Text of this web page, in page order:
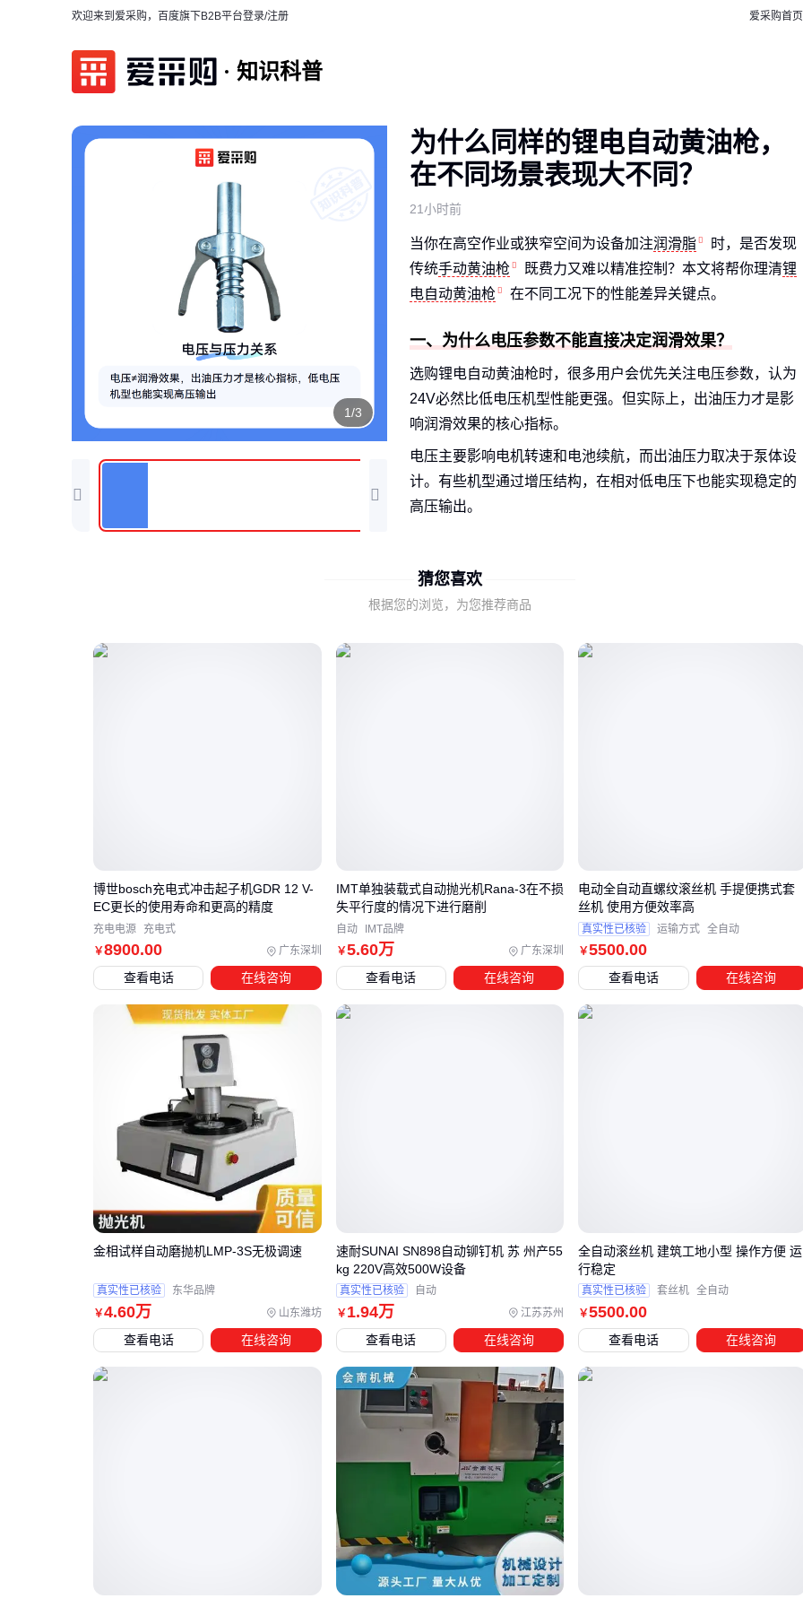
欢迎来到爱采购，百度旗下B2B平台登录/注册 爱采购首页
知识科普
1/3
为什么同样的锂电自动黄油枪，
在不同场景表现大不同？
21小时前
当你在高空作业或狭窄空间为设备加注润滑脂
时，是否发现
传统手动黄油枪 既费力又难以精准控制？本文将帮你理清锂
电自动黄油枪
在不同工况下的性能差异关键点。
一、为什么电压参数不能直接决定润滑效果？
选购锂电自动黄油枪时，很多用户会优先关注电压参数，认为
24V必然比低电压机型性能更强。但实际上，出油压力才是影
响润滑效果的核心指标。
电压主要影响电机转速和电池续航，而出油压力取决于泵体设
计。有些机型通过增压结构，在相对低电压下也能实现稳定的
高压输出。
轴承间隙。
不间断。
三、锂电、气动还是手动黄油枪？关键看作业场景
选择黄油枪类型时，首先要考虑的是作业场景的移动性和润滑
频次。锂电自动黄油枪虽然价格较高，但在频繁移动或高空作
业场景中优势明显，无需依赖气源或人力反复操作。而
粘度油脂可能造成操作困难
需要特别注意的是，气动黄油枪虽然采购成本较低，但长期使
用需要考虑空压机能耗和管路维护成本；而手动黄油枪在寒冷
环境下操作难度会显著增加。这些隐性成本往往被初次采购者
忽视。
确定主设备类型后，还需要同步考虑配套组件的匹配度，比如
油管长度是否满足高空作业需求，枪头规格是否适配设备注油
嘴等。这些细节往往决定了整套润滑系统的实际使用效果。
四、黄油枪配件选不对，高空作业可能白费力
采购锂电自动黄油枪时，许多用户容易忽视配套配件的重要
性。实际上，黄油管
长度和材质直接影响高空或狭窄空间的
作业效率——过短的油管会限制操作半径，而劣质油管在高压
猜您喜欢
根据您的浏览，为您推荐商品
￥8900.00 广东深圳
博世bosch充电式冲击起子机GDR 12 V-
EC更长的使用寿命和更高的精度
充电电源 充电式
查看电话 在线咨询
￥5.60万 广东深圳
IMT单独装载式自动抛光机Rana-3在不损
失平行度的情况下进行磨削
自动 IMT品牌
查看电话 在线咨询
￥5500.00
电动全自动直螺纹滚丝机 手提便携式套
丝机 使用方便效率高
真实性已核验 运输方式 全自动
查看电话 在线咨询
￥4.60万 山东潍坊
金相试样自动磨抛机LMP-3S无极调速
真实性已核验 东华品牌
查看电话 在线咨询
￥ 1.94万 江苏苏州
速耐SUNAI SN898自动铆钉机 苏 州产55
kg 220V高效500W设备
真实性已核验 自动
查看电话 在线咨询
￥5500.00
全自动滚丝机 建筑工地小型 操作方便 运
行稳定
真实性已核验 套丝机 全自动
查看电话 在线咨询